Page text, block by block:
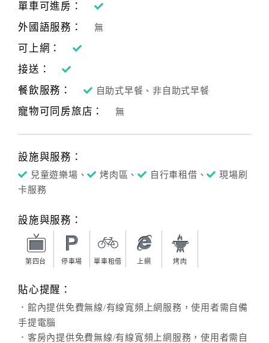
單車可進房：
外國語服務：
無
可上網：
接送：
餐飲服務：
自助式早餐、非自助式早餐
寵物可同房旅店： 無
設施與服務：
兒童遊樂場、 烤肉區、 自行車租借、
現場刷
卡服務
設施與服務：
第四台 停車場 單車租借 上網 烤肉
貼心提醒：
．館內提供免費無線/有線寬頻上網服務，使用者需自備
手提電腦
．客房內提供免費無線/有線寬頻上網服務，使用者需自